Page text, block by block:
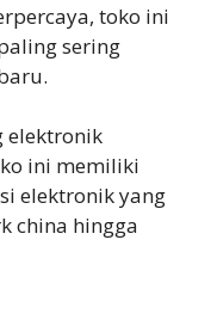
toko ini
sering
elektronik
ini memiliki
elektronik yang
china hingga